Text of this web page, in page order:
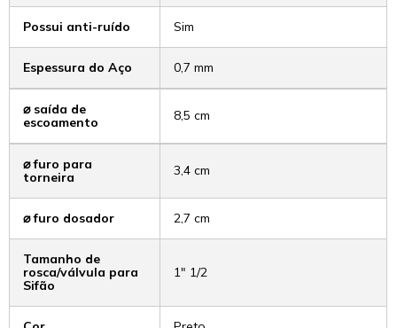
Possui anti-ruído Sim
Espessura do Aço 0,7 mm
⌀ saída de
escoamento
8,5 cm
⌀ furo para
torneira
3,4 cm
⌀ furo dosador 2,7 cm
Tamanho de
rosca/válvula para
Sifão
1" 1/2